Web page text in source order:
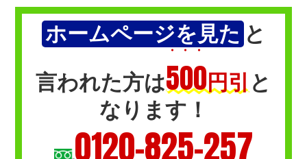
ホームページを見た と
言われた方は500
・・・
円引 と
なります！
0120-825-257